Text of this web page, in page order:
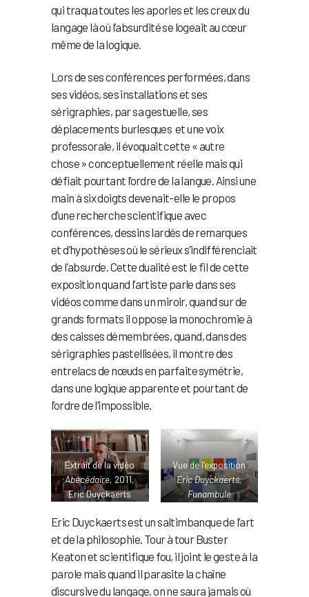
qui traqua toutes les apories et les creux du
langage là où l’absurdité se logeait au cœur
même de la logique.
Lors de ses conférences performées, dans
ses vidéos, ses installations et ses
sérigraphies, par sa gestuelle, ses
déplacements burlesques et une voix
professorale, il évoquait cette « autre
chose » conceptuellement réelle mais qui
défiait pourtant l’ordre de la langue. Ainsi une
main à six doigts devenait-elle le propos
d’une recherche scientifique avec
conférences, dessins lardés de remarques
et d’hypothèses où le sérieux s’indifférenciait
de l’absurde. Cette dualité est le fil de cette
exposition quand l’artiste parle dans ses
vidéos comme dans un miroir, quand sur de
grands formats il oppose la monochromie à
des caisses démembrées, quand, dans des
sérigraphies pastellisées, il montre des
entrelacs de nœuds en parfaite symétrie,
dans une logique apparente et pourtant de
l’ordre de l’impossible.
Extrait de la vidéo
Abécédaire, 2011,
Eric Duyckaerts
Vue de l’exposition
Eric Duyckaerts,
Funambule
Espace A VENDRE
Eric Duyckaerts est un saltimbanque de l’art
et de la philosophie. Tour à tour Buster
Keaton et scientifique fou, il joint le geste à la
parole mais quand il parasite la chaîne
discursive du langage, on ne saura jamais où